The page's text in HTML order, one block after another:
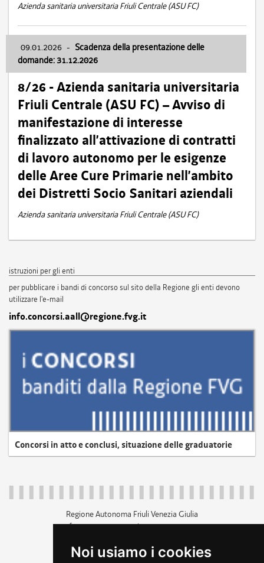
Noi usiamo i cookies
Azienda sanitaria universitaria Friuli Centrale (ASU FC)
09.01.2026 - Scadenza della presentazione delle
domande: 31.12.2026
8/26 - Azienda sanitaria universitaria
Friuli Centrale (ASU FC) – Avviso di
manifestazione di interesse
finalizzato all’attivazione di contratti
di lavoro autonomo per le esigenze
delle Aree Cure Primarie nell’ambito
dei Distretti Socio Sanitari aziendali
Azienda sanitaria universitaria Friuli Centrale (ASU FC)
istruzioni per gli enti
per pubblicare i bandi di concorso sul sito della Regione gli enti devono
utilizzare l'e-mail
info.concorsi.aall@regione.fvg.it
Concorsi in atto e conclusi, situazione delle graduatorie
Regione Autonoma Friuli Venezia Giulia
c.f. 80014930327; p.iva 00526040324
+39 040 3771111